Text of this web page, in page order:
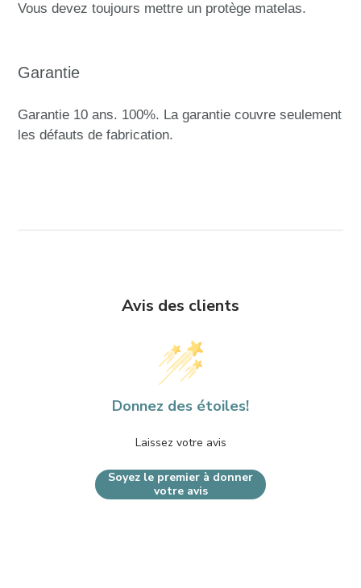
Vous devez toujours mettre un protège matelas.
Garantie
Garantie 10 ans. 100%. La garantie couvre seulement
les défauts de fabrication.
Avis des clients
Donnez des étoiles!
Laissez votre avis
Soyez le premier à donner
votre avis